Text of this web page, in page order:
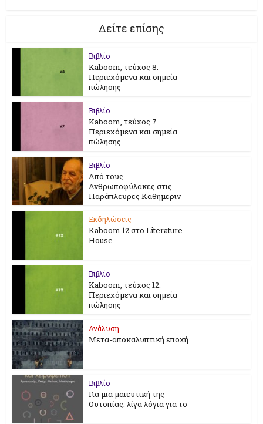
Δείτε επίσης
Βιβλίο
Kaboom, τεύχος 8:
Περιεχόμενα και σημεία
πώλησης
Βιβλίο
Kaboom, τεύχος 7.
Περιεχόμενα και σημεία
πώλησης
Βιβλίο
Από τους
Ανθρωποφύλακες στις
Παράπλευρες Καθημεριν
Εκδηλώσεις
Kaboom 12 στο Literature
House
Βιβλίο
Kaboom, τεύχος 12.
Περιεχόμενα και σημεία
πώλησης
Ανάλυση
Μετα-αποκαλυπτική εποχή
Βιβλίο
Για μια μαιευτική της
Ουτοπίας: λίγα λόγια για το